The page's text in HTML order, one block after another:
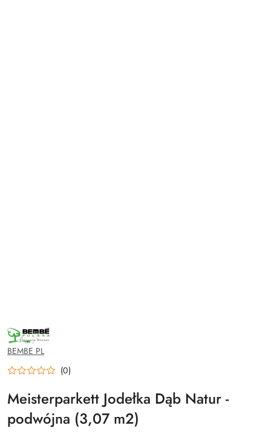
NAZWA
PRODUCENTA:
BEMBE
POLSKA
BEMBE PL
(0)
Meisterparkett Jodełka Dąb Natur -
podwójna (3,07 m2)